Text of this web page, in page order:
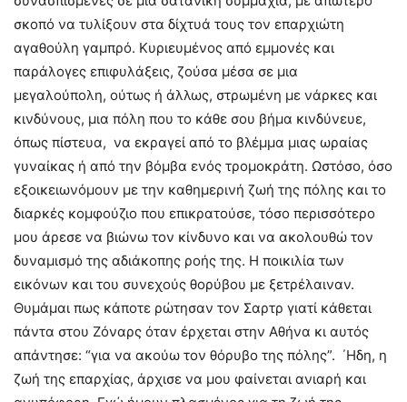
σκοπό να τυλίξουν στα δίχτυά τους τον επαρχιώτη
αγαθούλη γαμπρό. Κυριευμένος από εμμονές και
παράλογες επιφυλάξεις, ζούσα μέσα σε μια
μεγαλούπολη, ούτως ή άλλως, στρωμένη με νάρκες και
κινδύνους, μια πόλη που το κάθε σου βήμα κινδύνευε,
όπως πίστευα, να εκραγεί από το βλέμμα μιας ωραίας
γυναίκας ή από την βόμβα ενός τρομοκράτη. Ωστόσο, όσο
εξοικειωνόμουν με την καθημερινή ζωή της πόλης και το
διαρκές κομφούζιο που επικρατούσε, τόσο περισσότερο
μου άρεσε να βιώνω τον κίνδυνο και να ακολουθώ τον
δυναμισμό της αδιάκοπης ροής της. Η ποικιλία των
εικόνων και του συνεχούς θορύβου με ξετρέλαιναν.
Θυμάμαι πως κάποτε ρώτησαν τον Σαρτρ γιατί κάθεται
πάντα στου Ζόναρς όταν έρχεται στην Αθήνα κι αυτός
απάντησε: “για να ακούω τον θόρυβο της πόλης”. ΄Ηδη, η
ζωή της επαρχίας, άρχισε να μου φαίνεται ανιαρή και